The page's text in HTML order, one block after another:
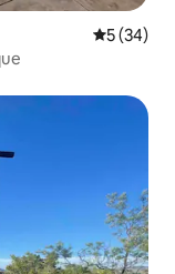
5 (34)